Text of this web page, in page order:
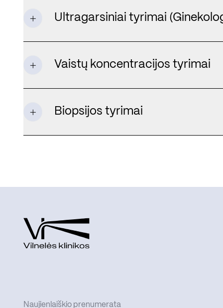
Ultragarsiniai tyrimai
Vaistų koncentracijos tyrimai
Biopsijos tyrimai
Naujienlaiškio prenumerata